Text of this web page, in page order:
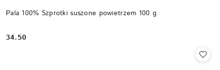
Pala 100% Szprotki suszone powietrzem 100 g
Cena:
34.50